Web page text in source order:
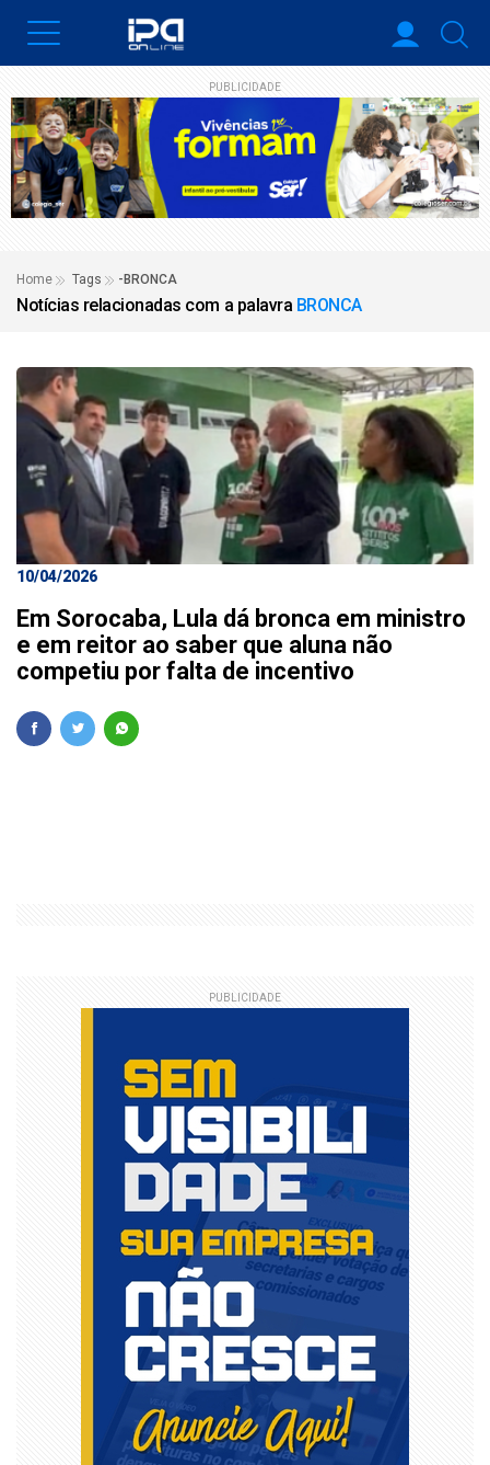
PUBLICIDADE
Home Tags -BRONCA
Notícias relacionadas com a palavra BRONCA
10/04/2026
Em Sorocaba, Lula dá bronca em ministro
e em reitor ao saber que aluna não
competiu por falta de incentivo
PUBLICIDADE